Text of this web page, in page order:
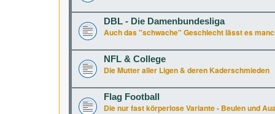
DBL - Die Damenbundesliga
Auch das "schwache" Geschlecht lässt es
NFL & College
Die Mutter aller Ligen & deren Kaderschmieden
Flag Football
Die nur fast körperlose Variante - Beulen und